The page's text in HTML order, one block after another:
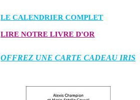
LE CALENDRIER COMPLET
LIRE NOTRE LIVRE D'OR
OFFREZ UNE CARTE CADEAU IRIS